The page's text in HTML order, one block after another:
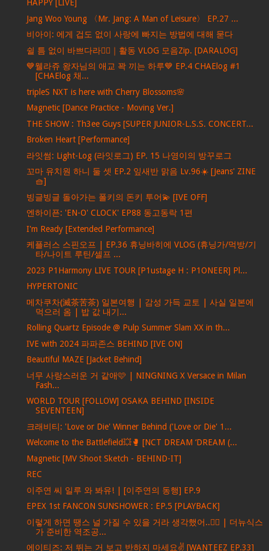
HAPPY [LIVE]
Jang Woo Young 〈Mr. Jang: A Man of Leisure〉 EP.27 ...
비아이: 에게 겁도 없이 사랑에 빠지는 방법에 대해 묻다
쉴 틈 없이 바쁘다라🏃‍♀｜활동 VLOG 모음Zip. [DARALOG]
💙웰라쥬 왕자님의 애교 꽉 끼는 하루💙 EP.4 CHAElog #1
[CHAElog 채...
tripleS NXT is here with Cherry Blossoms🌸
Magnetic [Dance Practice - Moving Ver.]
THE SHOW : Th3ee Guys [SUPER JUNIOR-L.S.S. CONCERT...
Broken Heart [Performance]
라잇썸: Light-Log (라잇로그) EP. 15 나영이의 방꾸로그
꼬마 유치원 하니 둘 셋 EP.2 잎새반 맑음 Lv.96☀️ [Jeans' ZINE
🧺]
빙글빙글 돌아가는 폴키의 돈키 투어💫 [IVE OFF]
엔하이픈: 'EN-O' CLOCK' EP88 동고동락 1편
I'm Ready [Extended Performance]
케플러스 스핀오프 | EP.36 휴닝바히에 VLOG (휴닝가/먹방/기
타/나이트 루틴/셀프 ...
2023 P1Harmony LIVE TOUR [P1ustage H : P1ONEER] Pl...
HYPERTONIC
메차쿠차(滅茶苦茶) 일본여행 | 감성 가득 교토 | 사실 일본에
먹으러 옴 | 밥 값 내기...
Rolling Quartz Episode @ Pulp Summer Slam XX in th...
IVE with 2024 파파존스 BEHIND [IVE ON]
Beautiful MAZE [Jacket Behind]
너무 사랑스러운 거 같애🩷 | NINGNING X Versace in Milan
Fash...
WORLD TOUR [FOLLOW] OSAKA BEHIND [INSIDE
SEVENTEEN]
크래비티: 'Love or Die' Winner Behind ('Love or Die' 1...
Welcome to the Battlefield💥🥊 [NCT DREAM ‘DREAM (...
Magnetic [MV Shoot Sketch - BEHIND-IT]
REC
이주연 씨 일루 와 봐유! | [이주연의 동행] EP.9
EPEX 1st FANCON SUNSHOWER : EP.5 [PLAYBACK]
이렇게 하면 땡스 널 가질 수 있을 거라 생각했어..❤️‍🔥 | 더뉴식스
가 준비한 역조공...
에이티즈: 저 뛰는 거 보고 반하지 마세요✌ [WANTEEZ EP.33]